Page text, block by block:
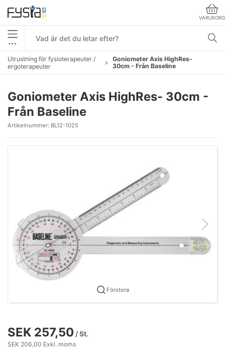
VARUKORG
•••
Utrustning för fysioterapeuter /
ergoterapeuter
Goniometer Axis HighRes-
30cm - Från Baseline
Goniometer Axis HighRes- 30cm -
Från Baseline
Artikelnummer: BL12-1025
Förstora
SEK 257,50 / St.
SEK 206,00 Exkl. moms